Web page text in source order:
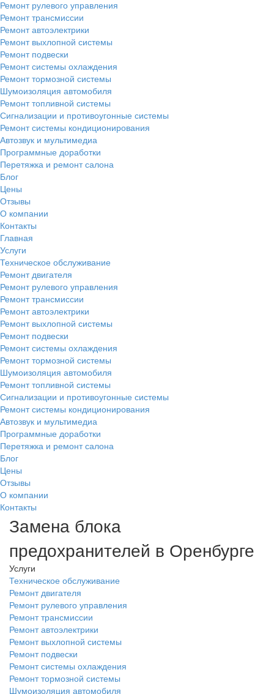
Ремонт рулевого управления
Ремонт трансмиссии
Ремонт автоэлектрики
Ремонт выхлопной системы
Ремонт подвески
Ремонт системы охлаждения
Ремонт тормозной системы
Шумоизоляция автомобиля
Ремонт топливной системы
Сигнализации и противоугонные системы
Ремонт системы кондиционирования
Автозвук и мультимедиа
Программные доработки
Перетяжка и ремонт салона
Блог
Цены
Отзывы
О компании
Контакты
Главная
Услуги
Техническое обслуживание
Ремонт двигателя
Ремонт рулевого управления
Ремонт трансмиссии
Ремонт автоэлектрики
Ремонт выхлопной системы
Ремонт подвески
Ремонт системы охлаждения
Ремонт тормозной системы
Шумоизоляция автомобиля
Ремонт топливной системы
Сигнализации и противоугонные системы
Ремонт системы кондиционирования
Автозвук и мультимедиа
Программные доработки
Перетяжка и ремонт салона
Блог
Цены
Отзывы
О компании
Контакты
Замена блока
предохранителей в Оренбурге
Услуги
Техническое обслуживание
Ремонт двигателя
Ремонт рулевого управления
Ремонт трансмиссии
Ремонт автоэлектрики
Ремонт выхлопной системы
Ремонт подвески
Ремонт системы охлаждения
Ремонт тормозной системы
Шумоизоляция автомобиля